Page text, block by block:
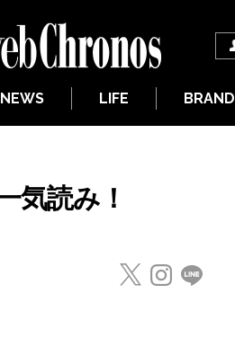
NEWS LIFE BRAND
気読み！